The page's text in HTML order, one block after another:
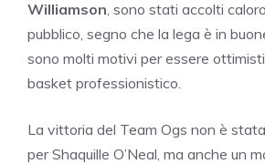
Williamson , sono stati accolti
pubblico, segno che la lega è in
sono molti motivi per essere
basket professionistico.
La vittoria del Team Ogs non è
per Shaquille O’Neal, ma anche un